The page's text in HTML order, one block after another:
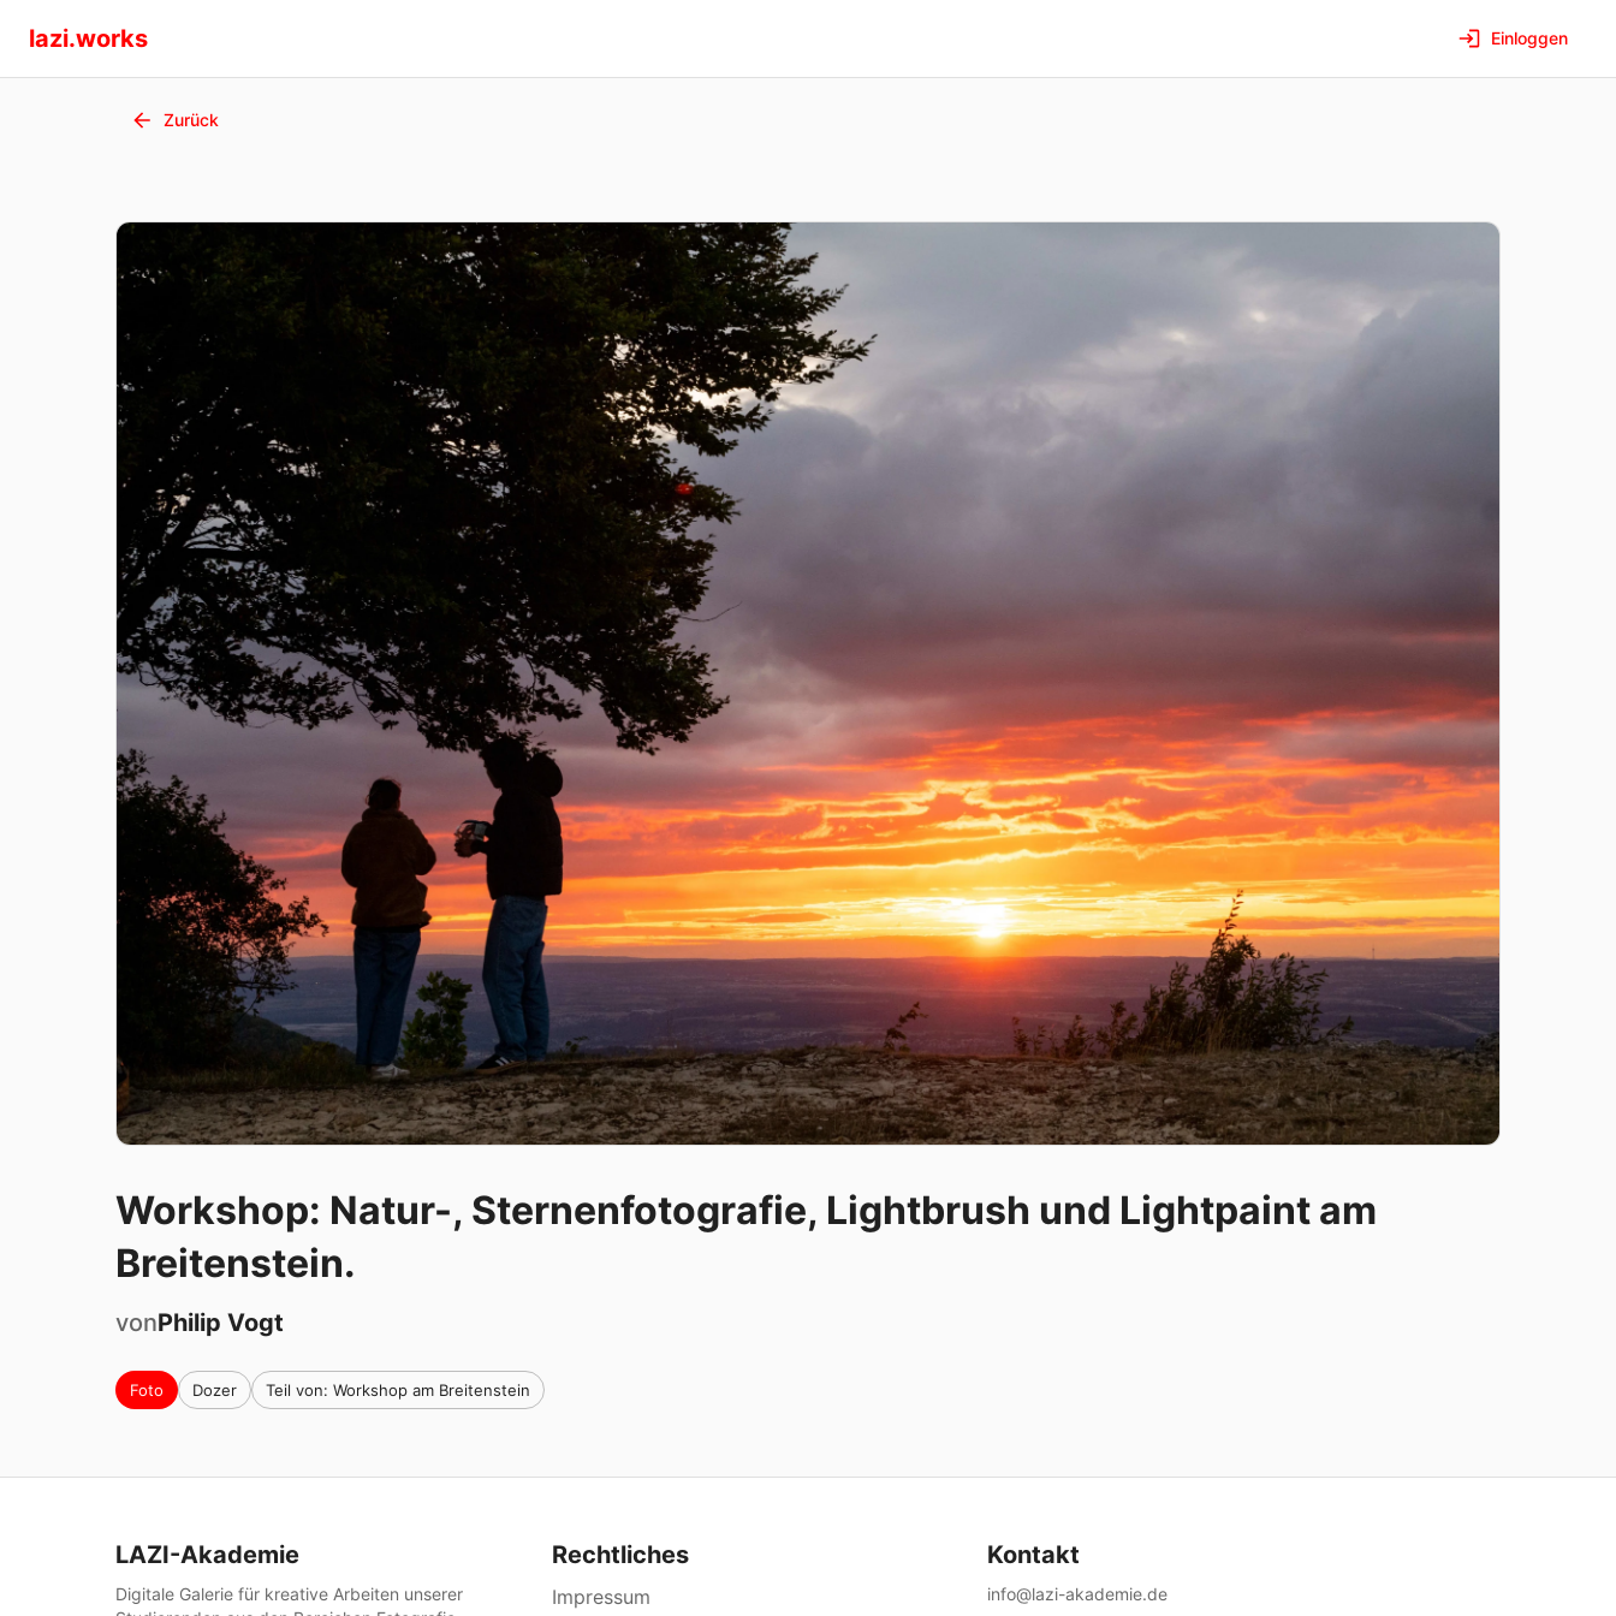
lazi.works Einloggen
Zurück
Workshop: Natur-, Sternenfotografie, Lightbrush und Lightpaint am
Breitenstein.
vonPhilip Vogt
Foto Dozer Teil von: Workshop am Breitenstein
LAZI-Akademie
Digitale Galerie für kreative Arbeiten unserer
Rechtliches
Impressum
Kontakt
info@lazi-akademie.de